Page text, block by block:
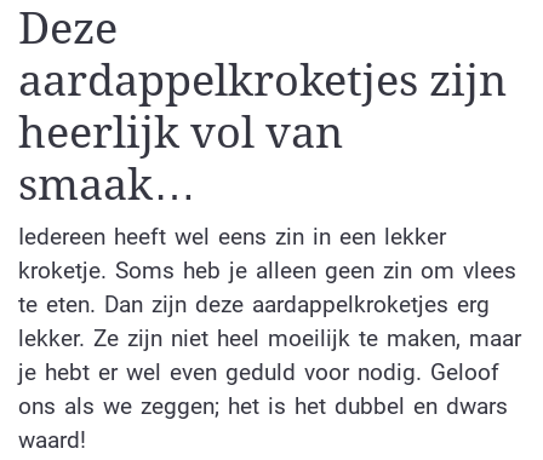
Deze
aardappelkroketjes zijn
heerlijk vol van
smaak…
Iedereen heeft wel eens zin in een lekker
kroketje. Soms heb je alleen geen zin om vlees
te eten. Dan zijn deze aardappelkroketjes erg
lekker. Ze zijn niet heel moeilijk te maken, maar
je hebt er wel even geduld voor nodig. Geloof
ons als we zeggen; het is het dubbel en dwars
waard!